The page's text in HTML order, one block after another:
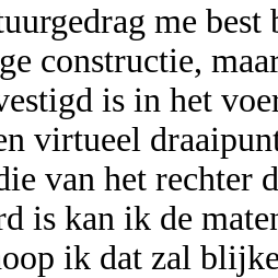
me
constructie,
is in het
virtueel
van het rechter
is kan ik de
ik dat zal